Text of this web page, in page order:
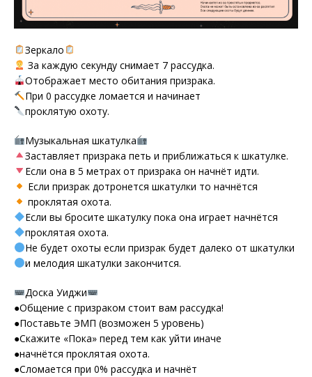
Зеркало
За каждую секунду снимает 7 рассудка.
Отображает место обитания призрака.
При 0 рассудке ломается и начинает
проклятую охоту.
Музыкальная шкатулка
Заставляет призрака петь и приближаться к шкатулке.
Если она в 5 метрах от призрака он начнёт идти.
Если призрак дотронется шкатулки то начнётся
проклятая охота.
Если вы бросите шкатулку пока она играет начнётся
проклятая охота.
Не будет охоты если призрак будет далеко от шкатулки
и мелодия шкатулки закончится.
Доска Уиджи
●Общение с призраком стоит вам рассудка!
●Поставьте ЭМП (возможен 5 уровень)
●Скажите «Пока» перед тем как уйти иначе
●начнётся проклятая охота.
●Сломается при 0% рассудка и начнёт